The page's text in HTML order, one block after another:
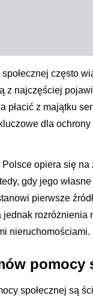
często
z najczęściej
płacić z majątku
dla
opiera się
gdy jego
pierwsze
rozróżnienia
nieruchomościami.
pomocy
społecznej są